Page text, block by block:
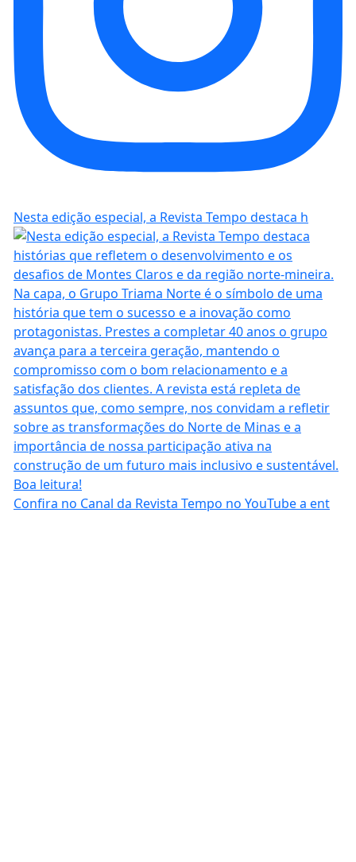
Nesta edição especial, a Revista Tempo destaca h
Confira no Canal da Revista Tempo no YouTube a ent